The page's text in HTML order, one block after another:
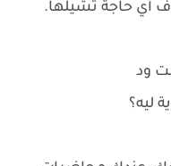
أي حاجة تشيلها.
ود
ليه؟